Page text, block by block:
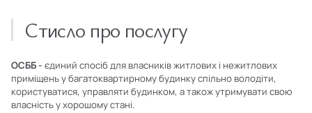
Стисло про послугу
ОСББ - єдиний спосіб для власників житлових і нежитлових
приміщень у багатоквартирному будинку спільно володіти,
користуватися, управляти будинком, а також утримувати свою
власність у хорошому стані.